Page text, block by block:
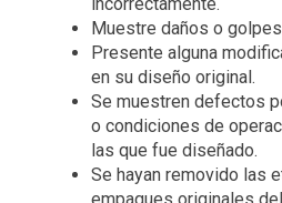
Muestre daños o
Presente alguna
en su diseño original.
Se muestren defectos
o condiciones de
las que fue diseñado.
Se hayan removido las
empaques originales